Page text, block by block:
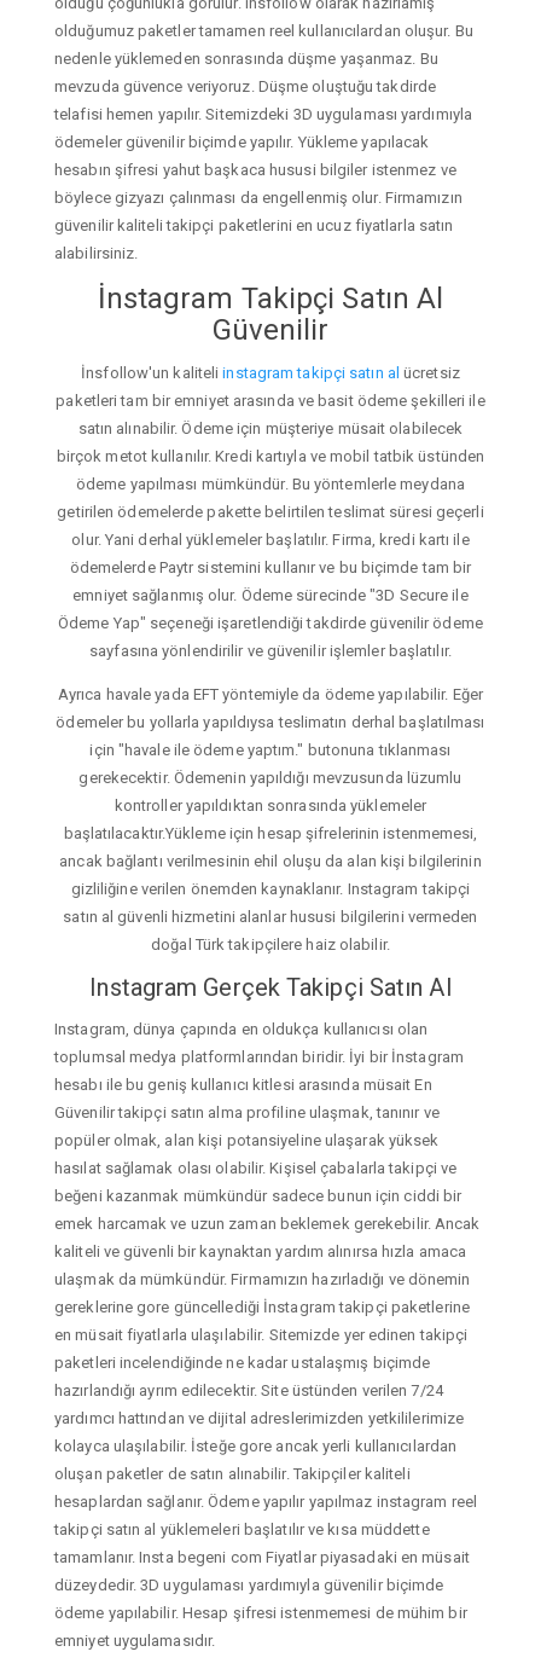
olduğumuz paketler tamamen reel kullanıcılardan oluşur. Bu
nedenle yüklemeden sonrasında düşme yaşanmaz. Bu
mevzuda güvence veriyoruz. Düşme oluştuğu takdirde
telafisi hemen yapılır. Sitemizdeki 3D uygulaması yardımıyla
ödemeler güvenilir biçimde yapılır. Yükleme yapılacak
hesabın şifresi yahut başkaca hususi bilgiler istenmez ve
böylece gizyazı çalınması da engellenmiş olur. Firmamızın
güvenilir kaliteli takipçi paketlerini en ucuz fiyatlarla satın
alabilirsiniz.
İnstagram Takipçi Satın Al
Güvenilir
İnsfollow'un kaliteliinstagram takipçi satın al ücretsiz
paketleri tam bir emniyet arasında ve basit ödeme şekilleri ile
satın alınabilir. Ödeme için müşteriye müsait olabilecek
birçok metot kullanılır. Kredi kartıyla ve mobil tatbik üstünden
ödeme yapılması mümkündür. Bu yöntemlerle meydana
getirilen ödemelerde pakette belirtilen teslimat süresi geçerli
olur. Yani derhal yüklemeler başlatılır. Firma, kredi kartı ile
ödemelerde Paytr sistemini kullanır ve bu biçimde tam bir
emniyet sağlanmış olur. Ödeme sürecinde "3D Secure ile
Ödeme Yap" seçeneği işaretlendiği takdirde güvenilir ödeme
sayfasına yönlendirilir ve güvenilir işlemler başlatılır.
Ayrıca havale yada EFT yöntemiyle da ödeme yapılabilir. Eğer
ödemeler bu yollarla yapıldıysa teslimatın derhal başlatılması
için "havale ile ödeme yaptım." butonuna tıklanması
gerekecektir. Ödemenin yapıldığı mevzusunda lüzumlu
kontroller yapıldıktan sonrasında yüklemeler
başlatılacaktır.Yükleme için hesap şifrelerinin istenmemesi,
ancak bağlantı verilmesinin ehil oluşu da alan kişi bilgilerinin
gizliliğine verilen önemden kaynaklanır. Instagram takipçi
satın al güvenli hizmetini alanlar hususi bilgilerini vermeden
doğal Türk takipçilere haiz olabilir.
Instagram Gerçek Takipçi Satın Al
Instagram, dünya çapında en oldukça kullanıcısı olan
toplumsal medya platformlarından biridir. İyi bir İnstagram
hesabı ile bu geniş kullanıcı kitlesi arasında müsait En
Güvenilir takipçi satın alma profiline ulaşmak, tanınır ve
popüler olmak, alan kişi potansiyeline ulaşarak yüksek
hasılat sağlamak olası olabilir. Kişisel çabalarla takipçi ve
beğeni kazanmak mümkündür sadece bunun için ciddi bir
emek harcamak ve uzun zaman beklemek gerekebilir. Ancak
kaliteli ve güvenli bir kaynaktan yardım alınırsa hızla amaca
ulaşmak da mümkündür. Firmamızın hazırladığı ve dönemin
gereklerine gore güncellediği İnstagram takipçi paketlerine
en müsait fiyatlarla ulaşılabilir. Sitemizde yer edinen takipçi
paketleri incelendiğinde ne kadar ustalaşmış biçimde
hazırlandığı ayrım edilecektir. Site üstünden verilen 7/24
yardımcı hattından ve dijital adreslerimizden yetkililerimize
kolayca ulaşılabilir. İsteğe gore ancak yerli kullanıcılardan
oluşan paketler de satın alınabilir. Takipçiler kaliteli
hesaplardan sağlanır. Ödeme yapılır yapılmaz instagram reel
takipçi satın al yüklemeleri başlatılır ve kısa müddette
tamamlanır. Insta begeni com Fiyatlar piyasadaki en müsait
düzeydedir. 3D uygulaması yardımıyla güvenilir biçimde
ödeme yapılabilir. Hesap şifresi istenmemesi de mühim bir
emniyet uygulamasıdır.